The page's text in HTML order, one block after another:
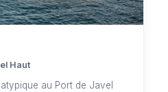
Haut
au Port de Javel